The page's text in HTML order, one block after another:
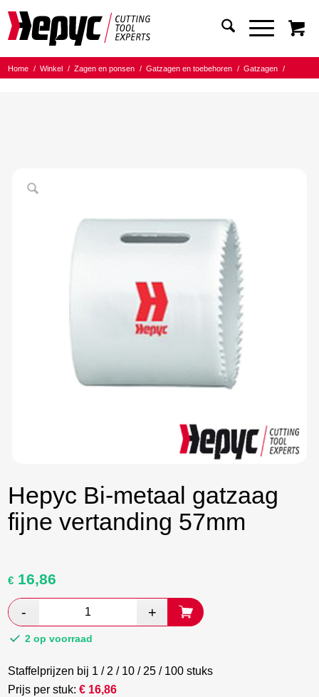
Home / Winkel / Zagen en ponsen / Gatzagen en toebehoren / Gatzagen
/
Hepyc Bi-metaal gatzaag
fijne vertanding 57mm
Oorspronkelijke
prijs
was:
€ 28,10.
€ 16,86
prijs
€ 16,30.
2 op voorraad
Staffelprijzen bij 1 / 2 / 10 / 25 / 100 stuks
Prijs per stuk:€ 16,86